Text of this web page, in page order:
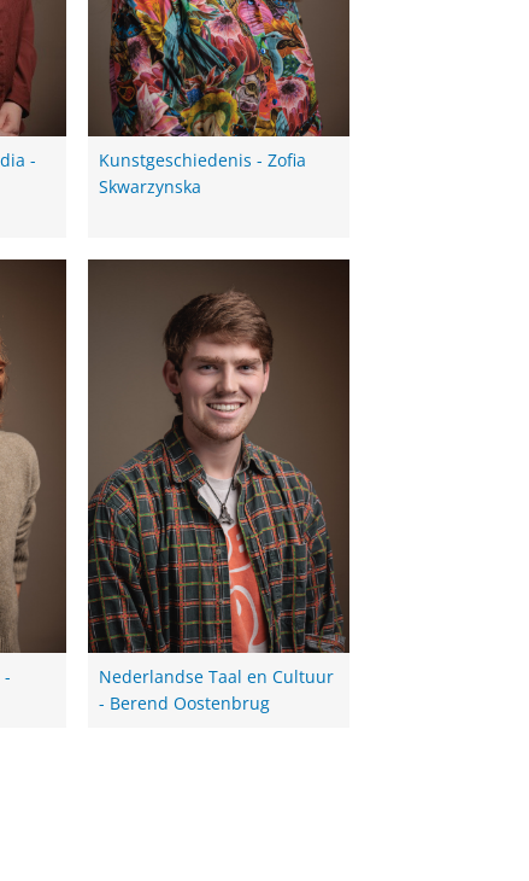
-
Kunstgeschiedenis - Zofia
Skwarzynska
-
Nederlandse Taal en Cultuur
- Berend Oostenbrug